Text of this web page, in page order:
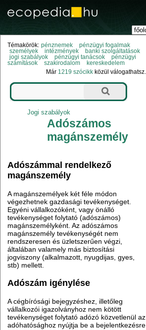
Témakörök: pénznemek
pénzügyi fogalmak
személyek
intézmények
banki szolgáltatások
jogi szabályok
pénzügyi tanácsok
pénzügyi
számítások
szakirodalom
kereskedelem
Már 1219 szócikk közül válogathatsz.
Jogi szabályok
Adószámos
magánszemély
Adószámmal rendelkező
magánszemély
A magánszemélyek két féle módon
végezhetnek gazdasági tevékenységet.
Egyéni vállalkozóként, vagy önálló
tevékenységet folytató (adószámos)
magánszemélyként. Az adószámos
magánszemély tevékenységét nem
rendszeresen és üzletszerűen végzi,
általában valamely más biztosítási
jogviszony (alkalmazott, nyugdijas, gyes,
stb) mellett.
Adószám igénylése
A cégbírósági bejegyzéshez, illetőleg
vállalkozói igazolványhoz nem kötött
tevékenységet folytató adózó közvetlenül az
adóhatósághoz nyújtja be a bejelentkezésre